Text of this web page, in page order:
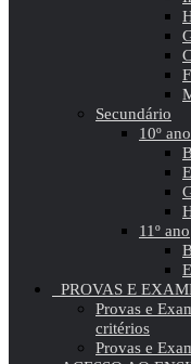
Secundário
10º ano
11º ano
PROVAS E
Provas e
critérios
Provas e